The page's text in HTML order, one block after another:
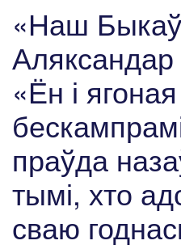
«Наш
Аляксандар
«Ён і ягоная
праўда
тымі, хто
сваю